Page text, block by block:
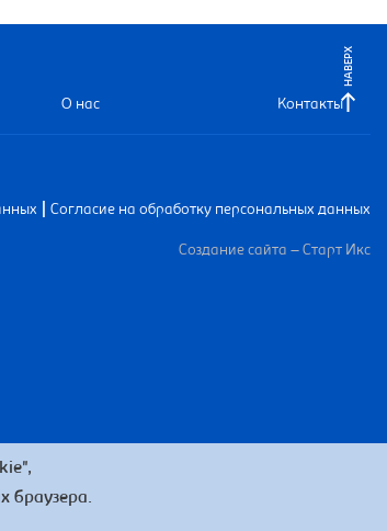
НАВЕРХ
О нас Контакты
Согласие на обработку персональных данных
Создание сайта – Старт Икс
браузера.